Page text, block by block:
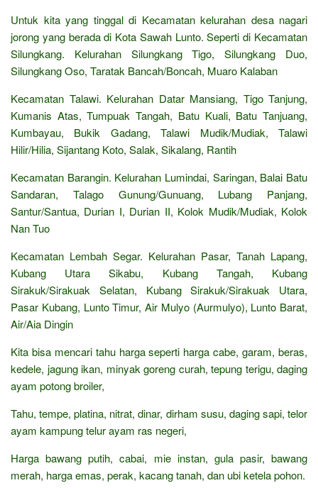
Untuk kita yang tinggal di Kecamatan kelurahan desa nagari
jorong yang berada di Kota Sawah Lunto. Seperti di Kecamatan
Silungkang. Kelurahan Silungkang Tigo, Silungkang Duo,
Silungkang Oso, Taratak Bancah/Boncah, Muaro Kalaban
Kecamatan Talawi. Kelurahan Datar Mansiang, Tigo Tanjung,
Kumanis Atas, Tumpuak Tangah, Batu Kuali, Batu Tanjuang,
Kumbayau, Bukik Gadang, Talawi Mudik/Mudiak, Talawi
Hilir/Hilia, Sijantang Koto, Salak, Sikalang, Rantih
Kecamatan Barangin. Kelurahan Lumindai, Saringan, Balai Batu
Sandaran, Talago Gunung/Gunuang, Lubang Panjang,
Santur/Santua, Durian I, Durian II, Kolok Mudik/Mudiak, Kolok
Nan Tuo
Kecamatan Lembah Segar. Kelurahan Pasar, Tanah Lapang,
Kubang Utara Sikabu, Kubang Tangah, Kubang
Sirakuk/Sirakuak Selatan, Kubang Sirakuk/Sirakuak Utara,
Pasar Kubang, Lunto Timur, Air Mulyo (Aurmulyo), Lunto Barat,
Air/Aia Dingin
Kita bisa mencari tahu harga seperti harga cabe, garam, beras,
kedele, jagung ikan, minyak goreng curah, tepung terigu, daging
ayam potong broiler,
Tahu, tempe, platina, nitrat, dinar, dirham susu, daging sapi, telor
ayam kampung telur ayam ras negeri,
Harga bawang putih, cabai, mie instan, gula pasir, bawang
merah, harga emas, perak, kacang tanah, dan ubi ketela pohon.